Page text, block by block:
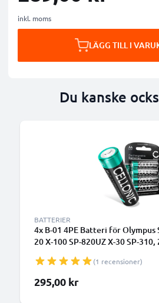
inkl. moms
LÄGG TILL I
Du kanske
BATTERIER
4x B-01 4PE Batteri för Olympus
20 X-100 SP-820UZ X-30 SP-
(1 recensioner)
295,00 kr